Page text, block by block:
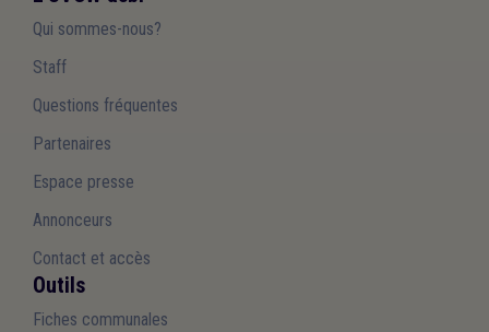
Qui sommes-nous?
Staff
Questions fréquentes
Partenaires
Espace presse
Annonceurs
Contact et accès
Outils
Fiches communales